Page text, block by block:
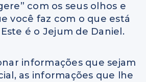
com os seus olhos e
você faz com o que está
é o Jejum de Daniel.
informações que sejam
as informações que lhe